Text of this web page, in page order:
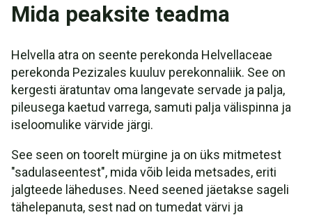
Helvella atra Video
Mida peaksite teadma
Helvella atra on seente perekonda Helvellaceae
perekonda Pezizales kuuluv perekonnaliik. See on
kergesti äratuntav oma langevate servade ja palja,
pileusega kaetud varrega, samuti palja välispinna ja
iseloomulike värvide järgi.
See seen on toorelt mürgine ja on üks mitmetest
"sadulaseentest", mida võib leida metsades, eriti
jalgteede läheduses. Need seened jäetakse sageli
tähelepanuta, sest nad on tumedat värvi ja